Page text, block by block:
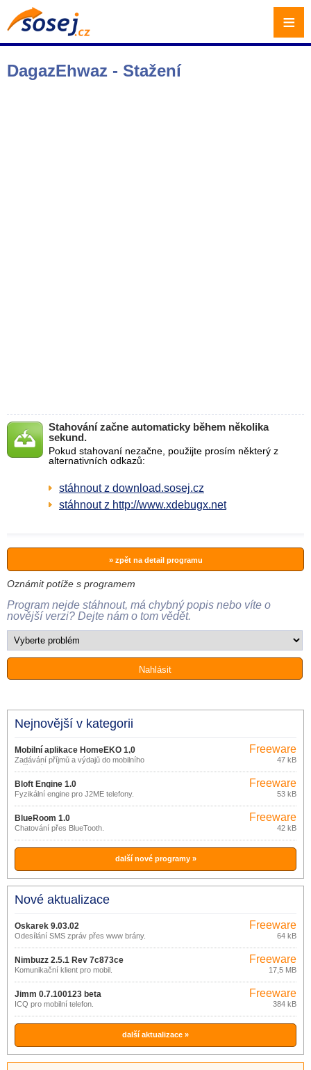
DagazEhwaz - Stažení
Stahování začne automaticky během několika
sekund.
Pokud stahovaní nezačne, použijte prosím některý z
alternativních odkazů:
stáhnout z download.sosej.cz
stáhnout z http://www.xdebugx.net
» zpět na detail programu
Oznámit potíže s programem
Program nejde stáhnout, má chybný popis nebo víte o
novější verzi? Dejte nám o tom vědět.
Nejnovější v kategorii
Mobilní aplikace HomeEKO 1,0
Zadávání příjmů a výdajů do mobilního
zařízení (telefonu).
Freeware
47 kB
Bloft Engine 1.0
Fyzikální engine pro J2ME telefony.
Freeware
53 kB
BlueRoom 1.0
Chatování přes BlueTooth.
Freeware
42 kB
další nové programy »
Nové aktualizace
Oskarek 9.03.02
Odesílání SMS zpráv přes www brány.
Freeware
64 kB
Nimbuzz 2.5.1 Rev 7c873ce
Komunikační klient pro mobil.
Freeware
17,5 MB
Jimm 0.7.100123 beta
ICQ pro mobilní telefon.
Freeware
384 kB
další aktualizace »
≡